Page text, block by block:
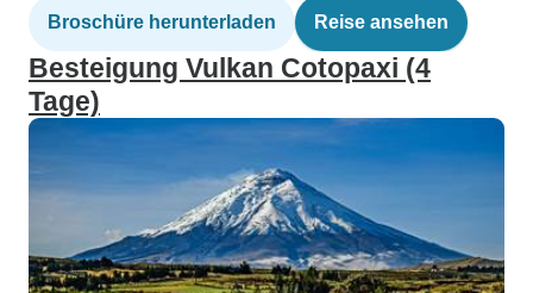
Broschüre herunterladen Reise ansehen
Besteigung Vulkan Cotopaxi (4
Tage)